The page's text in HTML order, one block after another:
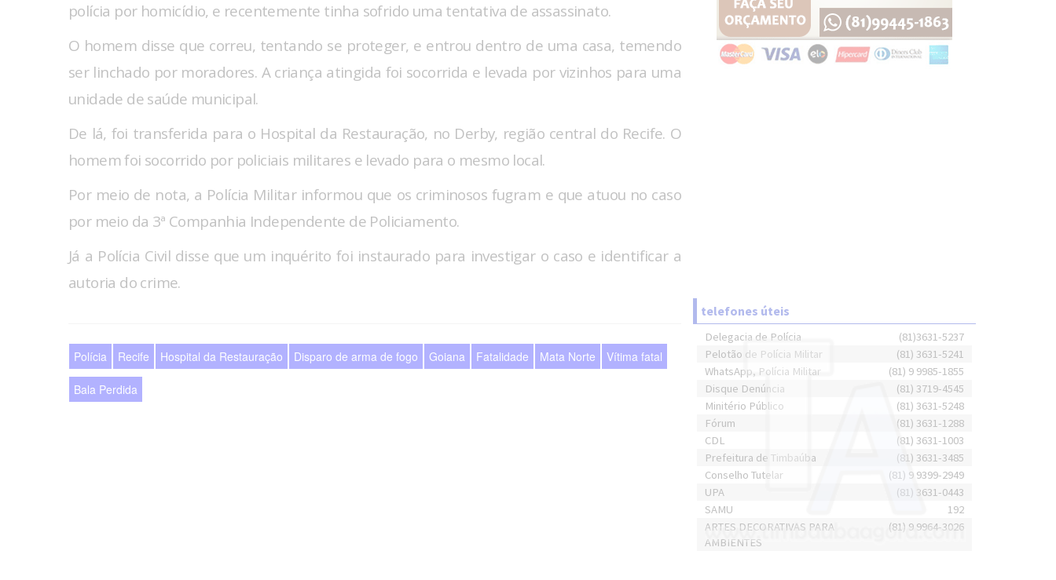
polícia por homicídio, e recentemente tinha sofrido uma tentativa de assassinato.
O homem disse que correu, tentando se proteger, e entrou dentro de uma casa, temendo
ser linchado por moradores. A criança atingida foi socorrida e levada por vizinhos para uma
unidade de saúde municipal.
De lá, foi transferida para o Hospital da Restauração, no Derby, região central do Recife. O
homem foi socorrido por policiais militares e levado para o mesmo local.
Por meio de nota, a Polícia Militar informou que os criminosos fugram e que atuou no caso
por meio da 3ª Companhia Independente de Policiamento.
Já a Polícia Civil disse que um inquérito foi instaurado para investigar o caso e identificar a
autoria do crime.
Polícia Recife Hospital da Restauração Disparo de arma de fogo Goiana Fatalidade Mata Norte Vítima fatal
Bala Perdida
telefones úteis
Delegacia de Polícia
(81)3631-5237
Pelotão de Polícia Militar
(81) 3631-5241
WhatsApp, Polícia Militar
(81) 9 9985-1855
Disque Denúncia
(81) 3719-4545
Minitério Público
(81) 3631-5248
Fórum
(81) 3631-1288
CDL
(81) 3631-1003
Prefeitura de Timbaúba
(81) 3631-3485
Conselho Tutelar
(81) 9 9399-2949
UPA
(81) 3631-0443
SAMU
192
ARTES DECORATIVAS PARA
AMBIENTES
(81) 9 9964-3026